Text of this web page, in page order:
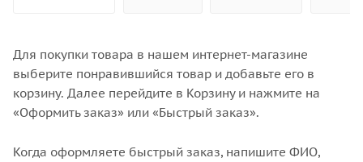
Для покупки товара в нашем интернет-магазине
выберите понравившийся товар и добавьте его в
корзину. Далее перейдите в Корзину и нажмите на
«Оформить заказ» или «Быстрый заказ».
Когда оформляете быстрый заказ, напишите ФИО,